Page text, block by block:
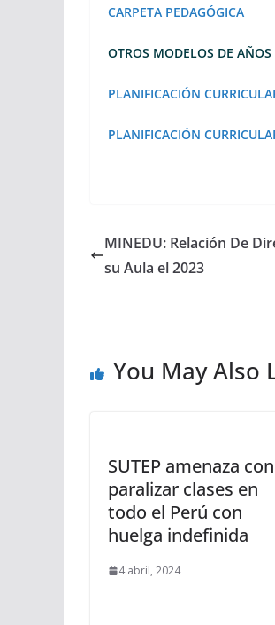
CARPETA PEDAGÓGICA
OTROS MODELOS DE AÑOS
PLANIFICACIÓN
PLANIFICACIÓN
MINEDU: Relación De
su Aula el 2023
You May Also
SUTEP amenaza con
paralizar clases en
todo el Perú con
huelga indefinida
4 abril, 2024